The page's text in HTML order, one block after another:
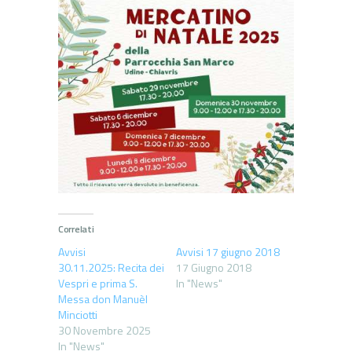
Correlati
Avvisi
30.11.2025: Recita dei
Vespri e prima S.
Messa don Manuèl
Minciotti
30 Novembre 2025
In "News"
Avvisi 17 giugno 2018
17 Giugno 2018
In "News"